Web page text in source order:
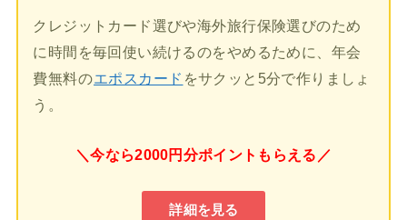
クレジットカード選びや海外旅行保険選びのため
に時間を毎回使い続けるのをやめるために、年会
費無料のエポスカード をサクッと5分で作りましょ
う。
＼今なら2000円分ポイントもらえる／
詳細を見る